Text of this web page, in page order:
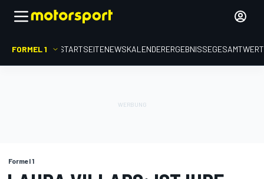
FORMEL 1 STARTSEITENEWSKALENDERERGEBNISSE
Formel 1